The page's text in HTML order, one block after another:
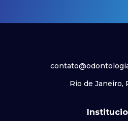
Rio de Janeiro,